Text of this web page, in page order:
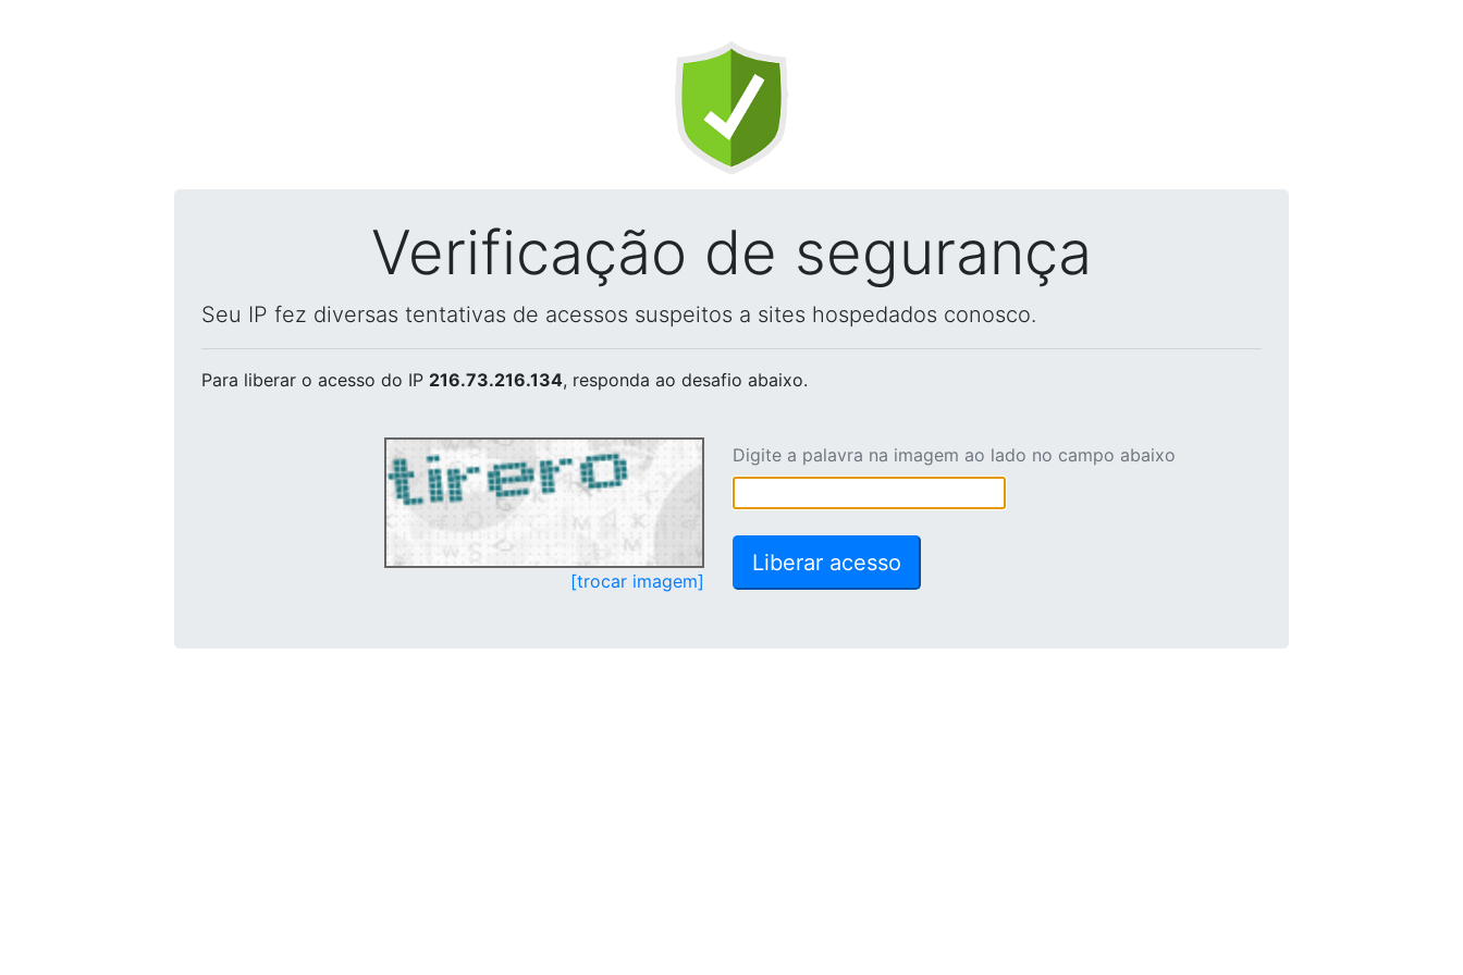
Verificação de segurança
Seu IP fez diversas tentativas de acessos suspeitos a sites hospedados conosco.
Para liberar o acesso do IP 216.73.216.134, responda ao desafio abaixo.
[trocar imagem]
Digite a palavra na imagem ao lado no campo abaixo